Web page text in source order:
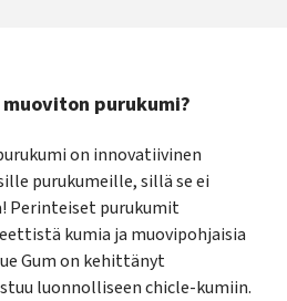
muoviton purukumi?
on innovatiivinen
purukumeille, sillä se ei
Perinteiset purukumit
kumia ja muovipohjaisia
Gum on kehittänyt
luonnolliseen chicle-kumiin.